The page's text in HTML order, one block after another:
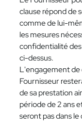
clause répond de
comme de lui-
les mesures
confidentialité
ci-dessus.
L'engagement
Fournisseur
de sa prestation
période de 2 ans
seront pas dans